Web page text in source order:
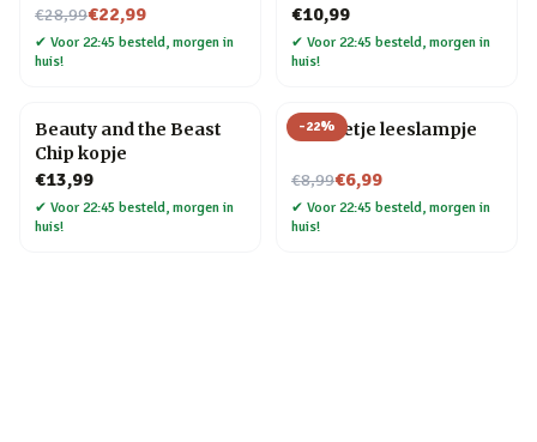
€28,99
Nu voor€22,99
✔ Voor 22:45 besteld, morgen in
huis!
€10,99
✔ Voor 22:45 besteld, morgen in
huis!
Beauty and the Beast
Chip kopje
€13,99
✔ Voor 22:45 besteld, morgen in
huis!
-22%
Mannetje leeslampje
€8,99
Nu voor€6,99
✔ Voor 22:45 besteld, morgen in
huis!